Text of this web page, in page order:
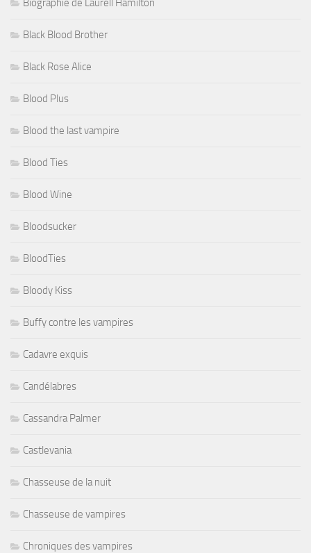
Biographie de Laurell Hamilton
Black Blood Brother
Black Rose Alice
Blood Plus
Blood the last vampire
Blood Ties
Blood Wine
Bloodsucker
BloodTies
Bloody Kiss
Buffy contre les vampires
Cadavre exquis
Candélabres
Cassandra Palmer
Castlevania
Chasseuse de la nuit
Chasseuse de vampires
Chroniques des vampires